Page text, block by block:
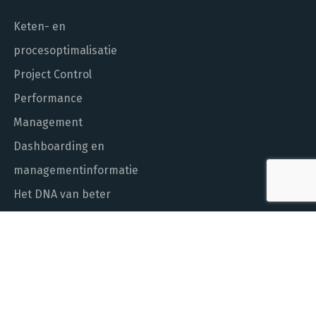
Keten- en
procesoptimalisatie
Project Control
Performance
Management
Dashboarding en
managementinformatie
Het DNA van beter